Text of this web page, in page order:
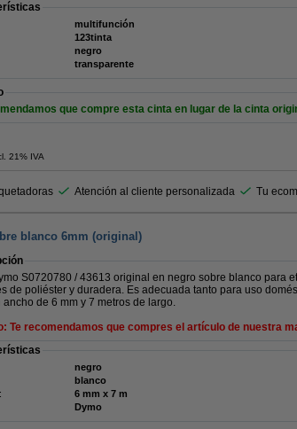
multifunción
123tinta
negro
transparente
que compre esta cinta en lugar de la cinta
21% IVA
Atención al cliente personalizada Tu
blanco 6mm (original)
S0720780 / 43613 original en negro sobre blanco para
de poliéster y duradera. Es adecuada tanto para uso
ancho de 6 mm y 7 metros de largo.
Te recomendamos que compres el artículo de nuestra
negro
blanco
6 mm x 7 m
Dymo